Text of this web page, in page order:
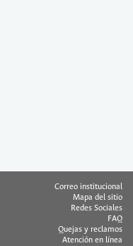
Correo institucional
Mapa del sitio
Redes Sociales
FAQ
Quejas y reclamos
Atención en línea